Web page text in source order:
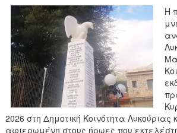
Η
2026 στη Δημοτική Κοινότητα Λυκούριας
αφιερωμένη στους ήρωες που